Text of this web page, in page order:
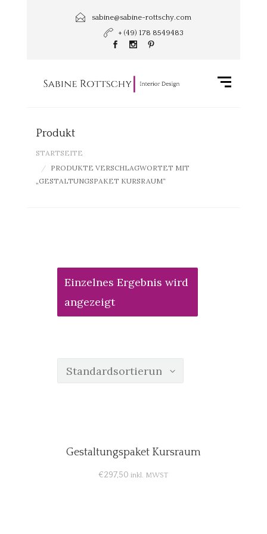
sabine@sabine-rottschy.com
+ (49) 178 8549483
Produkt
STARTSEITE
PRODUKTE VERSCHLAGWORTET MIT
„GESTALTUNGSPAKET KURSRAUM“
Einzelnes Ergebnis wird
angezeigt
Gestaltungspaket Kursraum
€297,50 inkl. MWST